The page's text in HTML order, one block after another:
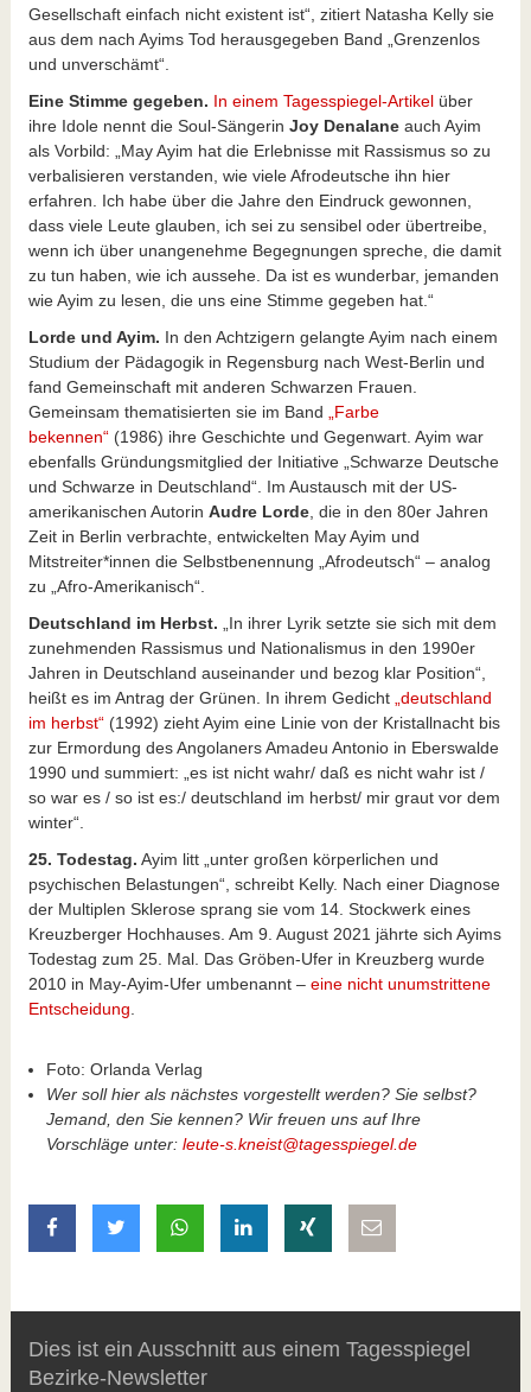
Gesellschaft einfach nicht existent ist“, zitiert Natasha Kelly sie
aus dem nach Ayims Tod herausgegeben Band „Grenzenlos
und unverschämt“.
Eine Stimme gegeben. In einem Tagesspiegel-Artikelüber
ihre Idole nennt die Soul-Sängerin Joy Denalaneauch Ayim
als Vorbild: „May Ayim hat die Erlebnisse mit Rassismus so zu
verbalisieren verstanden, wie viele Afrodeutsche ihn hier
erfahren. Ich habe über die Jahre den Eindruck gewonnen,
dass viele Leute glauben, ich sei zu sensibel oder übertreibe,
wenn ich über unangenehme Begegnungen spreche, die damit
zu tun haben, wie ich aussehe. Da ist es wunderbar, jemanden
wie Ayim zu lesen, die uns eine Stimme gegeben hat.“
Lorde und Ayim. In den Achtzigern gelangte Ayim nach einem
Studium der Pädagogik in Regensburg nach West-Berlin und
fand Gemeinschaft mit anderen Schwarzen Frauen.
Gemeinsam thematisierten sie im Band
„Farbe
bekennen“(1986) ihre Geschichte und Gegenwart. Ayim war
ebenfalls Gründungsmitglied der Initiative „Schwarze Deutsche
und Schwarze in Deutschland“. Im Austausch mit der US-
amerikanischen Autorin Audre Lorde, die in den 80er Jahren
Zeit in Berlin verbrachte, entwickelten May Ayim und
Mitstreiter*innen die Selbstbenennung „Afrodeutsch“ – analog
zu „Afro-Amerikanisch“.
Deutschland im Herbst. „In ihrer Lyrik setzte sie sich mit dem
zunehmenden Rassismus und Nationalismus in den 1990er
Jahren in Deutschland auseinander und bezog klar Position“,
heißt es im Antrag der Grünen. In ihrem Gedicht „deutschland
im herbst“(1992) zieht Ayim eine Linie von der Kristallnacht bis
zur Ermordung des Angolaners Amadeu Antonio in Eberswalde
1990 und summiert: „es ist nicht wahr/ daß es nicht wahr ist /
so war es / so ist es:/ deutschland im herbst/ mir graut vor dem
winter“.
25. Todestag. Ayim litt „unter großen körperlichen und
psychischen Belastungen“, schreibt Kelly. Nach einer Diagnose
der Multiplen Sklerose sprang sie vom 14. Stockwerk eines
Kreuzberger Hochhauses. Am 9. August 2021 jährte sich Ayims
Todestag zum 25. Mal. Das Gröben-Ufer in Kreuzberg wurde
2010 in May-Ayim-Ufer umbenannt – eine nicht unumstrittene
Entscheidung
Foto: Orlanda Verlag
Wer soll hier als nächstes vorgestellt werden? Sie selbst?
Jemand, den Sie kennen? Wir freuen uns auf Ihre
Vorschläge unter: leute-s.kneist@tagesspiegel.de
auf Facebook teilen
auf Twitter teilenmit Whatsapp teilen
auf LinkedIn teilen
auf Xing teilen
Dies ist ein Ausschnitt aus einem Tagesspiegel
Bezirke-Newsletter